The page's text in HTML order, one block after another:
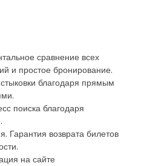
сравнение всех
и простое бронирование.
благодаря прямым
поиска благодаря
Гарантия возврата билетов
на сайте